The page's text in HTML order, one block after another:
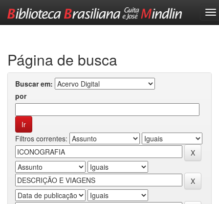
Página de busca
Buscar em:
por
Filtros correntes: